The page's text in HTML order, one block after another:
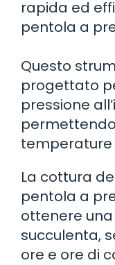
rapida ed
pentola a
Questo
progettato
pressione
temperature
La cottura
pentola a
ottenere
succulenta,
ore e ore di